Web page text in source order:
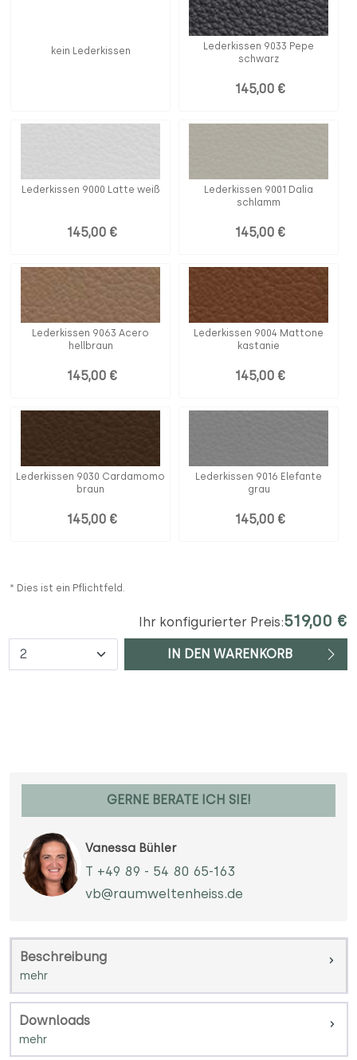
kein Lederkissen
Lederkissen 9033 Pepe
schwarz
145,00 €
Lederkissen 9000 Latte weiß
145,00 €
Lederkissen 9001 Dalia
schlamm
145,00 €
Lederkissen 9063 Acero
hellbraun
145,00 €
Lederkissen 9004 Mattone
kastanie
145,00 €
Lederkissen 9030 Cardamomo
braun
145,00 €
Lederkissen 9016 Elefante
grau
145,00 €
* Dies ist ein Pflichtfeld.
Ihr konfigurierter Preis:519,00 €
Anzahl IN DEN WARENKORB
GERNE BERATE ICH SIE!
Vanessa Bühler
T +49 89 - 54 80 65-163
vb@raumweltenheiss.de
Beschreibung
Downloads